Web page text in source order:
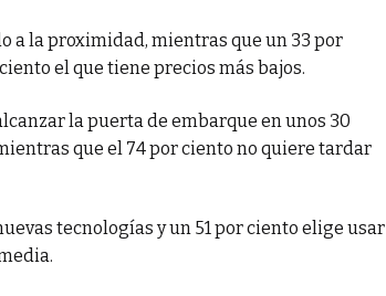
a la proximidad, mientras que un 33 por
el que tiene precios más bajos.
la puerta de embarque en unos 30
que el 74 por ciento no quiere tardar
tecnologías y un 51 por ciento elige usar